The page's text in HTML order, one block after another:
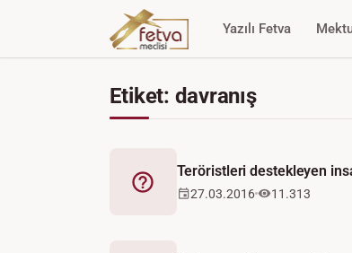
Yazılı Fetva
Etiket: davranış
Fetva
Teröristleri destekleyen
27.03.2016 11.313